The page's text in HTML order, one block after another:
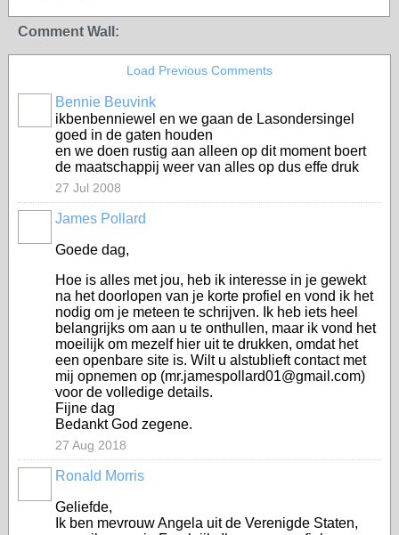
Comment Wall:
Load Previous Comments
Bennie Beuvink
ikbenbenniewel en we gaan de Lasondersingel
goed in de gaten houden
en we doen rustig aan alleen op dit moment boert
de maatschappij weer van alles op dus effe druk
27 Jul 2008
James Pollard
Goede dag,
Hoe is alles met jou, heb ik interesse in je gewekt
na het doorlopen van je korte profiel en vond ik het
nodig om je meteen te schrijven. Ik heb iets heel
belangrijks om aan u te onthullen, maar ik vond het
moeilijk om mezelf hier uit te drukken, omdat het
een openbare site is. Wilt u alstublieft contact met
mij opnemen op (mr.jamespollard01@gmail.com)
voor de volledige details.
Fijne dag
Bedankt God zegene.
27 Aug 2018
Ronald Morris
Geliefde,
Ik ben mevrouw Angela uit de Verenigde Staten,